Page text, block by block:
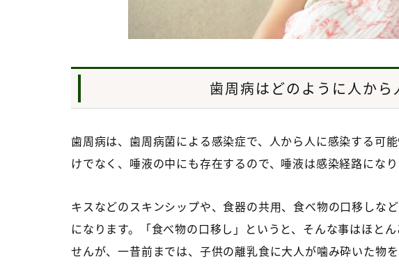
歯周病はどのように人か
歯周病は、歯周病菌による感染症で、人から人に感染する可
けでなく、唾液の中にも存在するので、唾液は感染経路になり
キスなどのスキンシップや、食器の共用、食べ物の口移しな
になります。「食べ物の口移し」というと、そんな事はほと
せんが、一昔前までは、子供の離乳食に大人が噛み砕いた物